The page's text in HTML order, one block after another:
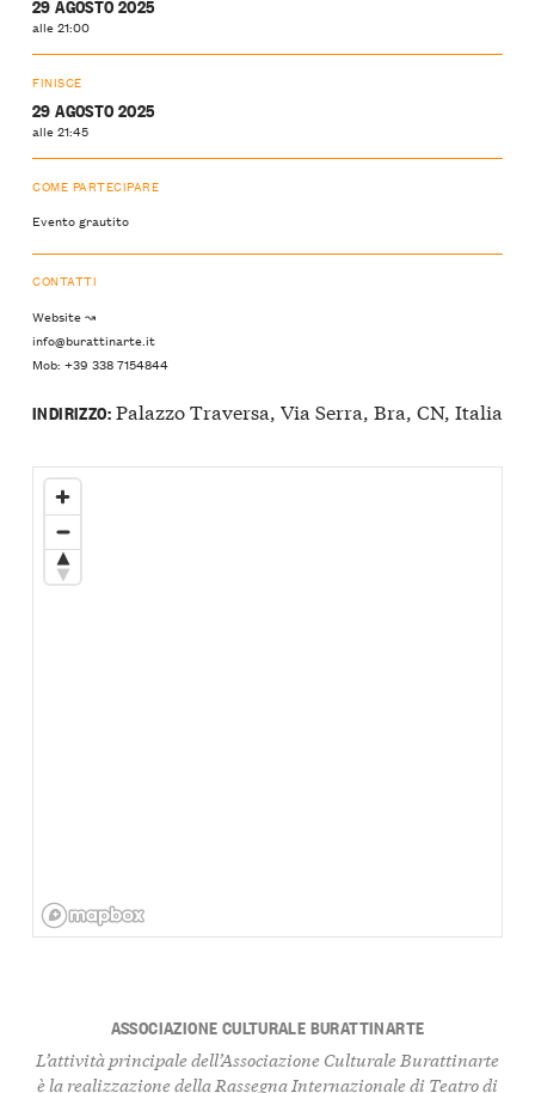
alle 21:00
FINISCE
29 AGOSTO 2025
alle 21:45
COME PARTECIPARE
Evento grautito
CONTATTI
Website ↝
info@burattinarte.it
Mob: +39 338 7154844
INDIRIZZO:Palazzo Traversa, Via Serra, Bra, CN, Italia
ASSOCIAZIONE CULTURALE BURATTINARTE
L’attività principale dell’Associazione Culturale Burattinarte
è la realizzazione della Rassegna Internazionale di Teatro di